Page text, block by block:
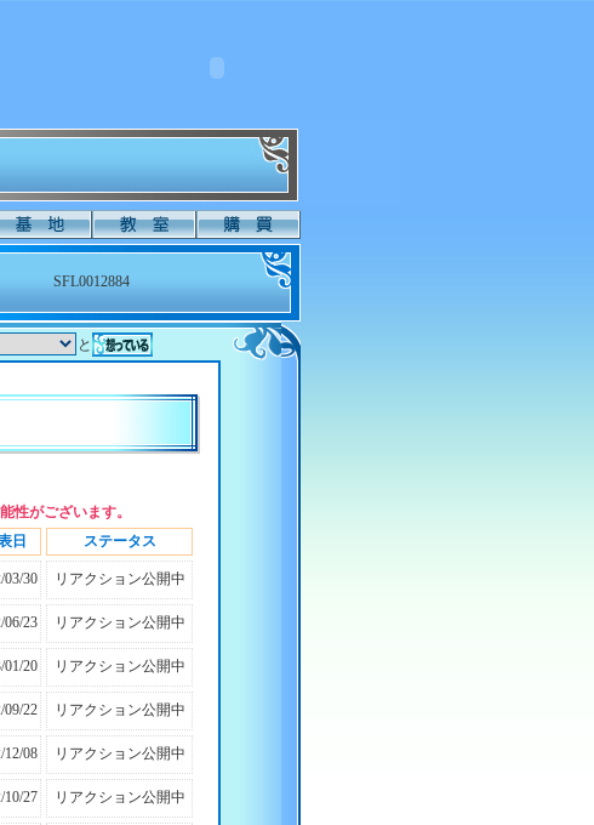
SFL0012884
と
性がございます。
日 ステータス
03/30 リアクション公開中
06/23 リアクション公開中
01/20 リアクション公開中
09/22 リアクション公開中
12/08 リアクション公開中
10/27 リアクション公開中